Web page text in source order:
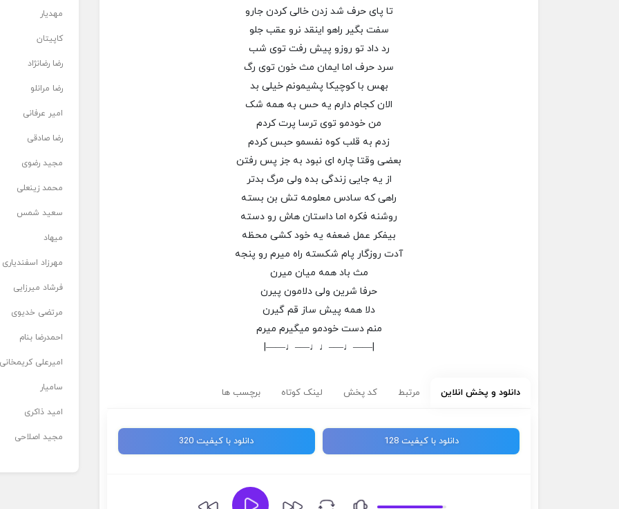
تا پای حرف شد زدن خالی کردن جارو
سفت بگیر راهو اینقد نرو عقب جلو
رد داد تو روزو پیش رفت توی شب
سرد حرف اما ایمان مث خون توی رگ
بهس با کوچیکا پشیمونم خیلی بد
الان کجام دارم یه حس به همه شک
من خودمو توی ترسا پرت کردم
زدم به قلب کوه نفسمو حبس کردم
بعضی وقتا چاره ای نبود به جز پس رفتن
از یه جایی زندگی بده ولی مرگ بدتر
راهی که سادس معلومه تش بن بسته
روشنه فکره اما داستان هاش رو دسته
بیفکر عمل ضعفه یه خود کشی محظه
آدت روزگار پام شکسته راه میرم رو پنجه
مث باد همه میان میرن
حرفا شرین ولی دلامون پیرن
دلا همه پیش ساز قم گیرن
منم دست خودمو میگیرم میرم
|——♩—–♩♩—–♩——|
دانلود و پخش انلاین مرتبط کد پخش لینک کوتاه برچسب ها
دانلود با کیفیت 128 دانلود با کیفیت 320
مهدیار
کاپیتان
رضا رضانژاد
رضا مرانلو
امیر عرفانی
رضا صادقی
مجید رضوی
محمد زینعلی
سعید شمس
میهاد
مهرزاد اسفندیاری
فرشاد میرزایی
مرتضی خدیوی
احمدرضا بنام
امیرعلی کریمخانی
سامیار
امید ذاکری
مجید اصلاحی